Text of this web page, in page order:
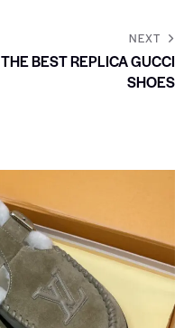
NEXT
THE BEST REPLICA GUCCI
SHOES